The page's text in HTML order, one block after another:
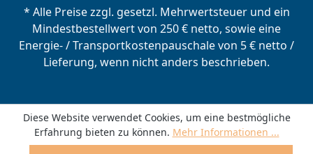
* Alle Preise zzgl. gesetzl. Mehrwertsteuer und ein
Mindestbestellwert von 250 € netto, sowie eine
Energie- / Transportkostenpauschale von 5 € netto /
Lieferung, wenn nicht anders beschrieben.
Diese Website verwendet Cookies, um eine bestmögliche
Erfahrung bieten zu können. Mehr Informationen ...